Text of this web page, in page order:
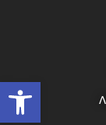
Ανοίξτε τη γραμμή